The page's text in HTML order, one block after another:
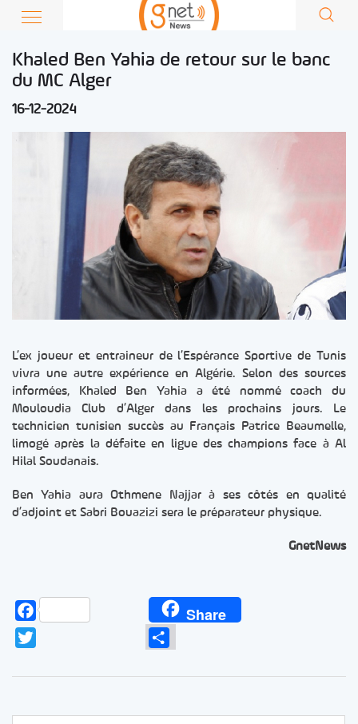
Khaled Ben Yahia de retour sur le banc
du MC Alger
16-12-2024
L’ex joueur et entraineur de l’Espérance Sportive de Tunis
vivra une autre expérience en Algérie. Selon des sources
informées, Khaled Ben Yahia a été nommé coach du
Mouloudia Club d’Alger dans les prochains jours. Le
technicien tunisien succès au Français Patrice Beaumelle,
limogé après la défaite en ligue des champions face à Al
Hilal Soudanais.
Ben Yahia aura Othmene Najjar à ses côtés en qualité
d’adjoint et Sabri Bouazizi sera le préparateur physique.
GnetNews
Facebook Share